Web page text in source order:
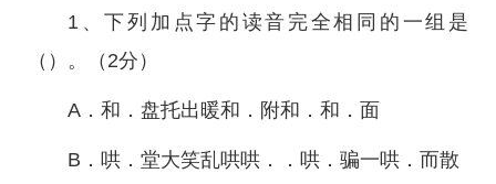
1、下列加点字的读音完全相同的一组是
（）。（2分）
A．和．盘托出暖和．附和．和．面
B．哄．堂大笑乱哄哄．．哄．骗一哄．而散